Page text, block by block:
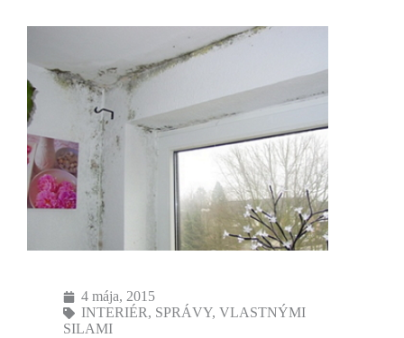
4 mája, 2015
INTERIÉR, SPRÁVY, VLASTNÝMI
SILAMI